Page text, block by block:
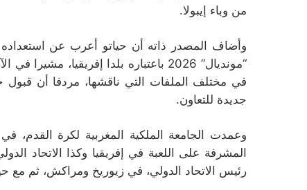
من وباء إيبولا.
وأضاف المصدر ذاته أن حياتو أعرب عن
“مونديال” 2026 باعتباره بلدا
في مختلف الملفات التي ناقشها، مردفا أن قبول
جديدة للتعاون.
وعمدت الجامعة الملكية المغربية لكرة القدم،
المشرفة على اللعبة في إفريقيا وكذا الاتحاد
رئيس الاتحاد الدولي، في زيوريخ ومراكش، ثم مع